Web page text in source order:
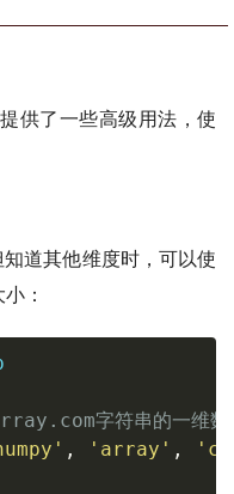
供了一些高级用法，使
道其他维度时，可以使
：
字符串的一维数
, 'array' ,